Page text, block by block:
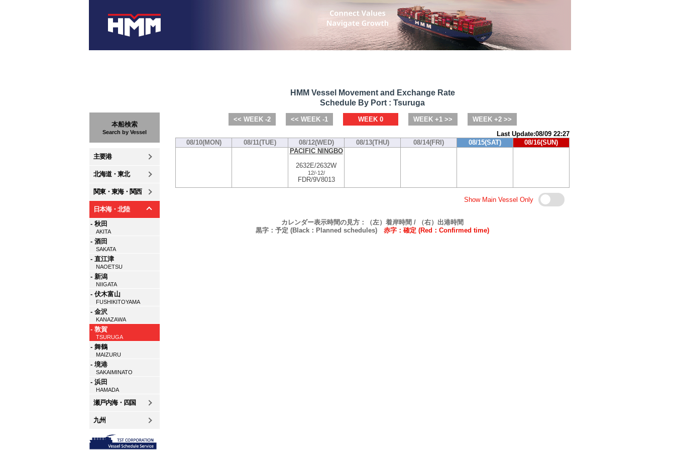
本船検索
Search by Vessel
主要港
北海道・東北
関東・東海・関西
日本海・北陸
- 秋田
AKITA
- 酒田
SAKATA
- 直江津
NAOETSU
- 新潟
NIIGATA
- 伏木富山
FUSHIKITOYAMA
- 金沢
KANAZAWA
- 敦賀
TSURUGA
- 舞鶴
MAIZURU
- 境港
SAKAIMINATO
- 浜田
HAMADA
瀬戸内海・四国
九州
HMM Vessel Movement and Exchange Rate
Schedule By Port : Tsuruga
<< WEEK -2 << WEEK -1 WEEK 0 WEEK +1 >>
WEEK +2 >>
Last Update:08/09 22:27
08/10(MON)
08/11(TUE) 08/12(WED) 08/13(THU) 08/14(FRI) 08/15(SAT)
08/16(SUN)
PACIFIC NINGBO
2632E/2632W
12/-12/
FDR/9V8013
Show Main Vessel Only
カレンダー表示時間の見方：（左）着岸時間 / （右）出港時間
黒字：予定 (Black：Planned schedules) 赤字：確定 (Red：Confirmed time)